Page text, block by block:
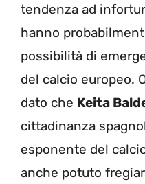
tendenza ad
hanno
possibilità di
del calcio europeo.
dato che Keita
cittadinanza
esponente del
anche potuto